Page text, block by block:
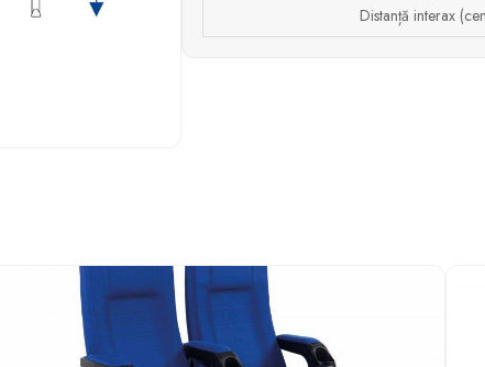
Distanță interax